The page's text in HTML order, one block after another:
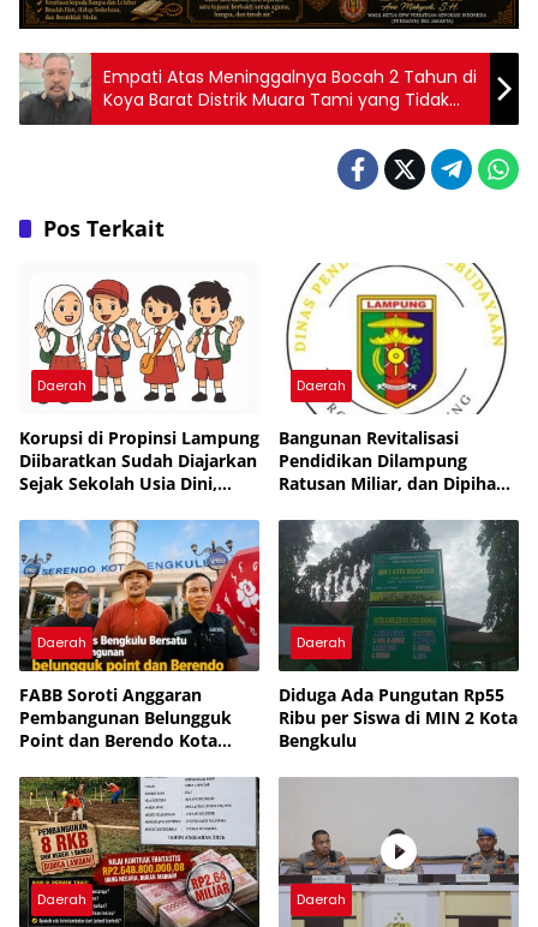
Empati Atas Meninggalnya Bocah 2 Tahun di
Koya Barat Distrik Muara Tami yang Tidak
Wajar, Ketua LSM WGAB Meminta Kapolresta
Kota Jayapura Segera Dalami dan Ungkap
Pos Terkait
Daerah
Korupsi di Propinsi Lampung
Diibaratkan Sudah Diajarkan
Sejak Sekolah Usia Dini,
Tukang Tipu Rampok Uang
Rakyat
Daerah
Bangunan Revitalisasi
Pendidikan Dilampung
Ratusan Miliar, dan Dipihak
dan Kejagung Jangan Cukup
Pembinaan, Uang Rakyat
Bukan Warisan Nenek
Moyang
Daerah
FABB Soroti Anggaran
Pembangunan Belungguk
Point dan Berendo Kota
Daerah
Diduga Ada Pungutan Rp55
Ribu per Siswa di MIN 2 Kota
Bengkulu
Daerah Daerah